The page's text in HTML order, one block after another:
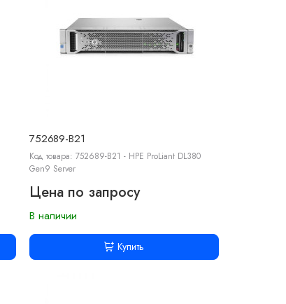
752689-B21
Код товара: 752689-B21 - HPE ProLiant DL380
Gen9 Server
Цена по запросу
В наличии
Купить